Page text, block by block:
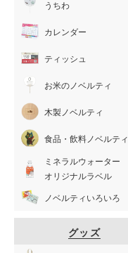
うちわ
カレンダー
ティッシュ
お米のノベルティ
木製ノベルティ
食品・飲料ノベルティ
ミネラルウォーター
オリジナルラベル
ノベルティいろいろ
グッズ